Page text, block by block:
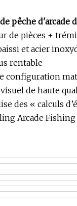
pêche d'arcade
de pièces +
et acier
rentable
configuration
de haute
des « calculs